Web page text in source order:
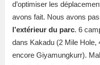
d’optimiser les
avons fait. Nous avons
l’extérieur du parc. 6
dans Kakadu (2 Mile Hole,
encore Giyamungkurr).